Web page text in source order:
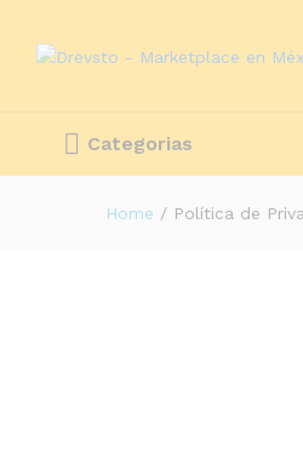
Categorias
Home / Política de